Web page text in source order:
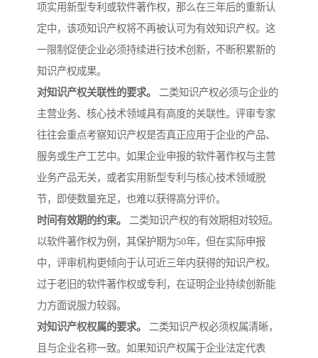
项实用新型专利或软件著作权，那么在三年后的重新认
定中，该项知识产权将不再被认可为有效知识产权。这
一限制促使企业必须持续进行技术创新，不断积累新的
知识产权成果。
对知识产权关联性的要求。
二类知识产权必须与企业的
主营业务、核心技术领域具有高度的关联性。评审专家
往往会重点考察知识产权是否真正应用于企业的产品、
服务或生产工艺中。如果企业申报的软件著作权与主营
业务产品无关，或者实用新型专利与核心技术领域脱
节，即使数量充足，也难以获得高分评价。
时间有效期的约束。
二类知识产权的有效期相对较短。
以软件著作权为例，其保护期为50年，但在实际申报
中，评审机构更倾向于认可近三年内获得的知识产权。
过于老旧的软件著作权或专利，在证明企业持续创新能
力方面说服力较弱。
对知识产权权属的要求。
二类知识产权必须权属清晰，
且与企业名称一致。如果知识产权属于企业法定代表